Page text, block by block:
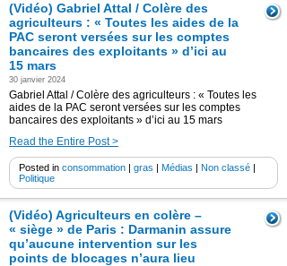
(Vidéo) Gabriel Attal / Colère des
agriculteurs : « Toutes les aides de la
PAC seront versées sur les comptes
bancaires des exploitants » d’ici au
15 mars
30 janvier 2024
Gabriel Attal / Colère des agriculteurs : « Toutes les
aides de la PAC seront versées sur les comptes
bancaires des exploitants » d’ici au 15 mars
Read the Entire Post >
Posted in consommation | gras | Médias | Non classé |
Politique
(Vidéo) Agriculteurs en colère –
« siège » de Paris : Darmanin assure
qu’aucune intervention sur les
points de blocages n’aura lieu